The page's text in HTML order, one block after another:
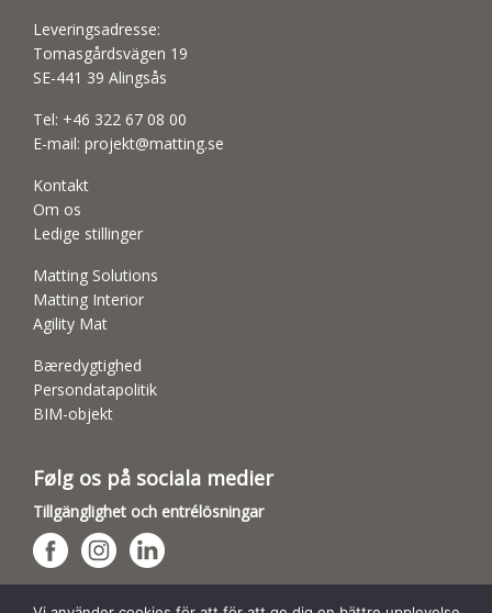
Leveringsadresse:
Tomasgårdsvägen 19
SE-441 39 Alingsås
Tel: +46 322 67 08 00
E-mail: projekt@matting.se
Kontakt
Om os
Ledige stillinger
Matting Solutions
Matting Interior
Agility Mat
Bæredygtighed
Persondatapolitik
BIM-objekt
Følg os på sociala medier
Tillgänglighet och entrélösningar
Hundsporthallar